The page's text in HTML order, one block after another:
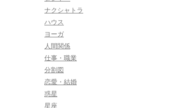
ナクシャトラ
ハウス
ヨーガ
人間関係
仕事・職業
分割図
恋愛・結婚
惑星
星座